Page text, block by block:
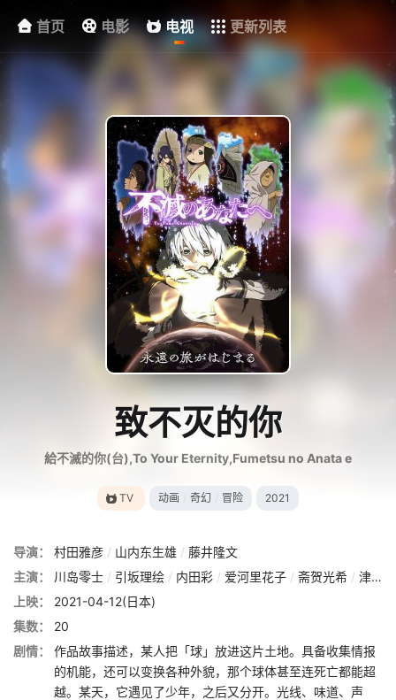
首页 电影 电视 更新列表
致不灭的你
給不滅的你(台),To Your Eternity,Fumetsu no Anata e
TV 动画 奇幻 冒险 2021
导演： 村田雅彦 / 山内东生雄 / 藤井隆文
主演：
川岛零士 / 引坂理绘 / 内田彩 / 爱河里花子 / 斋贺光希 / 津田健次郎
上映：
2021-04-12(日本)
集数：
20
剧情：
作品故事描述，某人把「球」放进这片土地。具备收集情报
的机能，还可以变换各种外貌，那个球体甚至连死亡都能超
越。某天，它遇见了少年，之后又分开。光线、味道、声